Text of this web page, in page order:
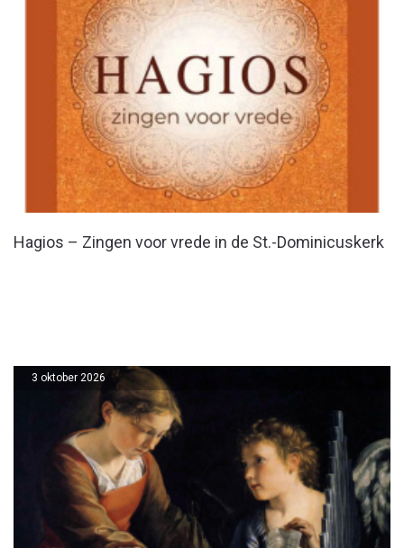
Hagios – Zingen voor vrede in de St.-Dominicuskerk
3 oktober 2026